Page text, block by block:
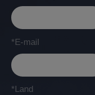
*E-mail
*Land